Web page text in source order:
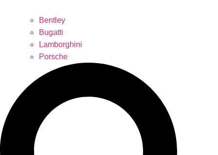
Bentley
Bugatti
Lamborghini
Porsche